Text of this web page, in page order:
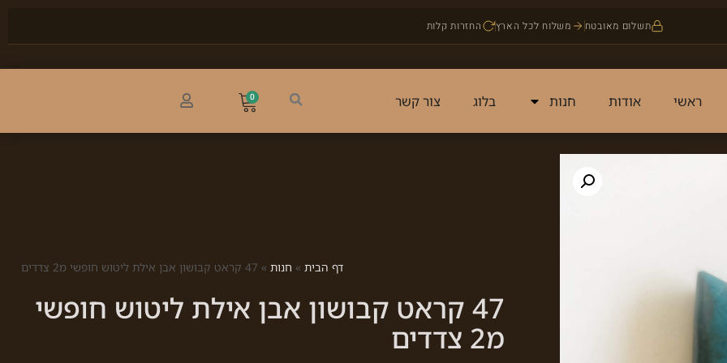
תשלום מאובטח משלוח לכל הארץ החזרות קלות
ראשי אודות חנות בלוג צור קשר 0
דף הבית» חנות» 47 קראט קבושון אבן אילת ליטוש חופשי מ2 צדדים
47 קראט קבושון אבן אילת ליטוש חופשי
מ2 צדדים